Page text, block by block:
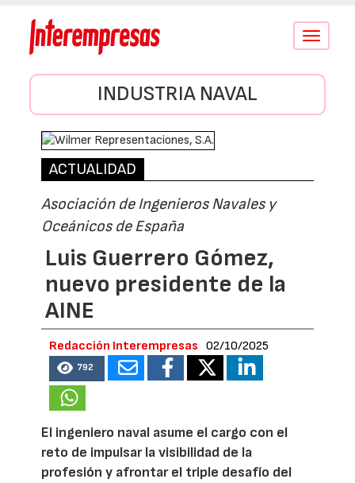
Conmutar
INDUSTRIA NAVAL
ACTUALIDAD
Asociación de Ingenieros Navales y
Oceánicos de España
Luis Guerrero Gómez,
nuevo presidente de la
AINE
Redacción Interempresas 02/10/2025
792
El ingeniero naval asume el cargo con el
reto de impulsar la visibilidad de la
profesión y afrontar el triple desafío del